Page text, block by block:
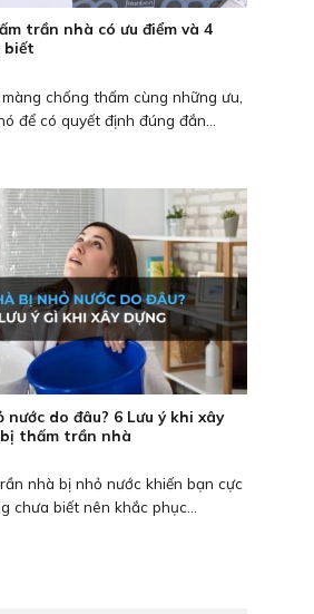
trần nhà có ưu điểm và 4
biết
chống thấm cùng những ưu,
để có quyết định đúng đắn...
do đâu? 6 Lưu ý khi xây
thấm trần nhà
nhà bị nhỏ nước khiến bạn cực
chưa biết nên khắc phục...